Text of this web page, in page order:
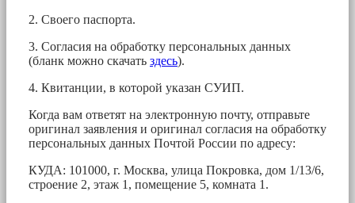
2. Своего паспорта.
3. Согласия на обработку персональных данных
(бланк можно скачать здесь).
4. Квитанции, в которой указан СУИП.
Когда вам ответят на электронную почту, отправьте
оригинал заявления и оригинал согласия на обработку
персональных данных Почтой России по адресу:
КУДА: 101000, г. Москва, улица Покровка, дом 1/13/6,
строение 2, этаж 1, помещение 5, комната 1.